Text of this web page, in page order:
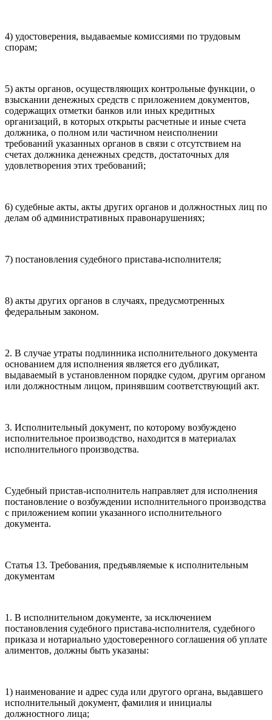
4) удостоверения, выдаваемые комиссиями по трудовым
спорам;
5) акты органов, осуществляющих контрольные функции, о
взыскании денежных средств с приложением документов,
содержащих отметки банков или иных кредитных
организаций, в которых открыты расчетные и иные счета
должника, о полном или частичном неисполнении
требований указанных органов в связи с отсутствием на
счетах должника денежных средств, достаточных для
удовлетворения этих требований;
6) судебные акты, акты других органов и должностных лиц по
делам об административных правонарушениях;
7) постановления судебного пристава-исполнителя;
8) акты других органов в случаях, предусмотренных
федеральным законом.
2. В случае утраты подлинника исполнительного документа
основанием для исполнения является его дубликат,
выдаваемый в установленном порядке судом, другим органом
или должностным лицом, принявшим соответствующий акт.
3. Исполнительный документ, по которому возбуждено
исполнительное производство, находится в материалах
исполнительного производства.
Судебный пристав-исполнитель направляет для исполнения
постановление о возбуждении исполнительного производства
с приложением копии указанного исполнительного
документа.
Статья 13. Требования, предъявляемые к исполнительным
документам
1. В исполнительном документе, за исключением
постановления судебного пристава-исполнителя, судебного
приказа и нотариально удостоверенного соглашения об уплате
алиментов, должны быть указаны:
1) наименование и адрес суда или другого органа, выдавшего
исполнительный документ, фамилия и инициалы
должностного лица;